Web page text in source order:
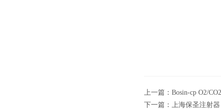
上一篇： Bosin-cp O2/
下一篇： 上海保圣注射